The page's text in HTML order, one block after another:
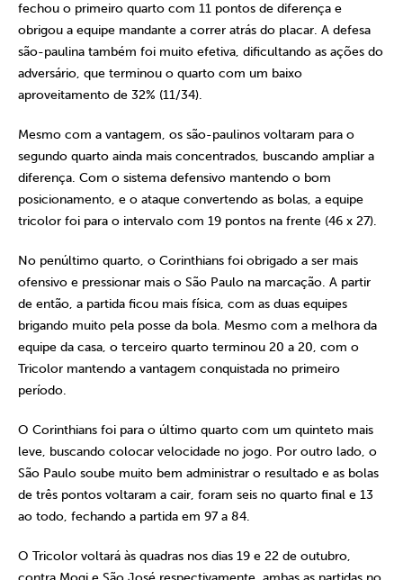
fechou o primeiro quarto com 11 pontos de diferença e
obrigou a equipe mandante a correr atrás do placar. A defesa
são-paulina também foi muito efetiva, dificultando as ações do
adversário, que terminou o quarto com um baixo
aproveitamento de 32% (11/34).
Mesmo com a vantagem, os são-paulinos voltaram para o
segundo quarto ainda mais concentrados, buscando ampliar a
diferença. Com o sistema defensivo mantendo o bom
posicionamento, e o ataque convertendo as bolas, a equipe
tricolor foi para o intervalo com 19 pontos na frente (46 x 27).
No penúltimo quarto, o Corinthians foi obrigado a ser mais
ofensivo e pressionar mais o São Paulo na marcação. A partir
de então, a partida ficou mais física, com as duas equipes
brigando muito pela posse da bola. Mesmo com a melhora da
equipe da casa, o terceiro quarto terminou 20 a 20, com o
Tricolor mantendo a vantagem conquistada no primeiro
período.
O Corinthians foi para o último quarto com um quinteto mais
leve, buscando colocar velocidade no jogo. Por outro lado, o
São Paulo soube muito bem administrar o resultado e as bolas
de três pontos voltaram a cair, foram seis no quarto final e 13
ao todo, fechando a partida em 97 a 84.
O Tricolor voltará às quadras nos dias 19 e 22 de outubro,